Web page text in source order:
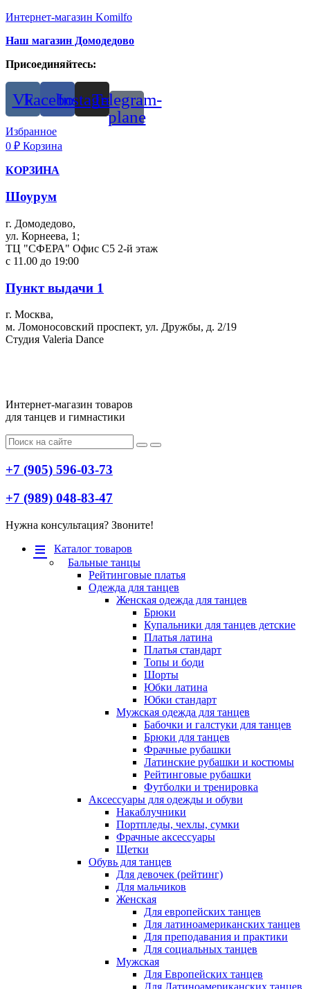
Интернет-магазин Komilfo
Наш магазин Домодедово
Присоединяйтесь:
VkFacebookInstagramTelegram-
plane
Избранное
0 ₽ Корзина
КОРЗИНА
Шоурум
г. Домодедово,
ул. Корнеева, 1;
ТЦ "СФЕРА" Офис С5 2-й этаж
с 11.00 до 19:00
Пункт выдачи 1
г. Москва,
м. Ломоносовский проспект, ул. Дружбы, д. 2/19
Студия Valeria Dance
Интернет-магазин товаров
для танцев и гимнастики
+7 (905) 596-03-73
+7 (989) 048-83-47
Нужна консультация? Звоните!
Меню
Каталог товаров
Бальные танцы
Рейтинговые платья
Одежда для танцев
Женская одежда для танцев
Брюки
Купальники для танцев детские
Платья латина
Платья стандарт
Топы и боди
Шорты
Юбки латина
Юбки стандарт
Мужская одежда для танцев
Бабочки и галстуки для танцев
Брюки для танцев
Фрачные рубашки
Латинские рубашки и костюмы
Рейтинговые рубашки
Футболки и тренировка
Аксессуары для одежды и обуви
Накаблучники
Портпледы, чехлы, сумки
Фрачные аксессуары
Щетки
Обувь для танцев
Для девочек (рейтинг)
Для мальчиков
Женская
Для европейских танцев
Для латиноамериканских танцев
Для преподавания и практики
Для социальных танцев
Мужская
Для Европейских танцев
Для Латиноамериканских танцев